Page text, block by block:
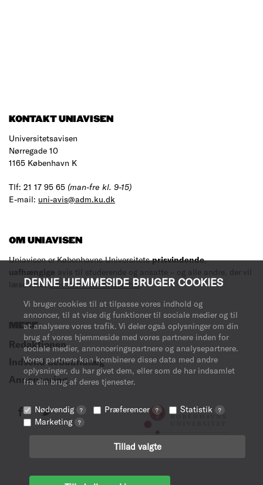
DENNE HJEMMESIDE BRUGER COOKIES
Vi bruger cookies til at tilpasse vores indhold og
annoncer, til at vise dig funktioner til sociale medier og til
at analysere vores trafik. Vi deler også oplysninger om din
brug af vores hjemmeside med vores partnere inden for
sociale medier, annonceringspartnere og analysepartnere.
Vores partnere kan kombinere disse data med andre
oplysninger, du har givet dem, eller som de har indsamlet
fra din brug af deres tjenester.
Nødvendig ? Præferencer ? Statistik ?
Marketing ?
Tillad valgte
KONTAKT UNIAVISEN
Universitetsavisen
Nørregade 10
1165 København K
Tlf: 21 17 95 65 (man-fre kl. 9-15)
E-mail: uni-avis@adm.ku.dk
OM UNIAVISEN
Uniavisen er Københavns Universitetsprisvindende,
uafhængige avis til studerende og ansatte – og alle andre, der vil
læse med.Læs mere om avisen her.
MERE
Redaktionen
Indsend debatindlæg
Annoncering